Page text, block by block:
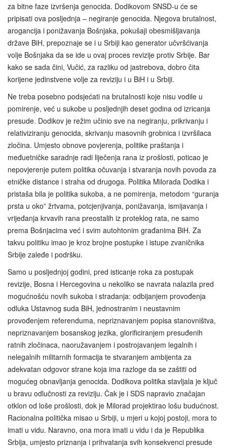
za bitne faze izvršenja genocida. Dodikovom SNSD‑u će se
pripisati ova posljednja – negiranje genocida. Njegova brutalnost,
arogancija i ponižavanja Bošnjaka, pokušaji obesmišljavanja
države BiH, prepoznaje se i u Srbiji kao generator učvršćivanja
volje Bošnjaka da se ide u ovaj proces revizije protiv Srbije. Bar
kako se sada čini, Vučić, za razliku od jastrebova, dobro čita
korijene jedinstvene volje za reviziju i u BiH i u Srbiji.
Ne treba posebno podsjećati na brutalnosti koje nisu vodile u
pomirenje, već u sukobe u posljednjih deset godina od izricanja
presude. Dodikov je režim učinio sve na negiranju, prikrivanju i
relativiziranju genocida, skrivanju masovnih grobnica i izvršilaca
zločina. Umjesto obnove povjerenja, politike praštanja i
međuetničke saradnje radi liječenja rana iz prošlosti, poticao je
nepovjerenje putem politika očuvanja i stvaranja novih povoda za
etničke distance i straha od drugoga. Politika Milorada Dodika i
pristaša bila je politika sukoba, a ne pomirenja, metodom “guranja
prsta u oko” žrtvama, potcjenjivanja, ponižavanja, ismijavanja i
vrijeđanja krvavih rana preostalih iz proteklog rata, ne samo
prema Bošnjacima već i svim autohtonim građanima BiH. Za
takvu politiku imao je kroz brojne postupke i istupe zvaničnika
Srbije zaleđe i podršku.
Samo u posljednjoj godini, pred isticanje roka za postupak
revizije, Bosna i Hercegovina u nekoliko se navrata nalazila pred
mogućnošću novih sukoba i stradanja: odbijanjem provođenja
odluka Ustavnog suda BiH, jednostranim i neustavnim
provođenjem referenduma, nepriznavanjem popisa stanovništva,
nepriznavanjem bosanskog jezika, glorificiranjem presuđenih
ratnih zločinaca, naoružavanjem i postrojavanjem legalnih i
nelegalnih militarnih formacija te stvaranjem ambijenta za
adekvatan odgovor strane koja ima razloge da se zaštiti od
mogućeg obnavljanja genocida. Dodikova politika stavljala je ključ
u bravu odlučnosti za reviziju. Čak je i SDS napravio značajan
otklon od loše prošlosti, dok je Milorad projektirao lošu budućnost.
Racionalna politička misao u Srbiji, u mjeri u kojoj postoji, mora to
imati u vidu. Naravno, ona mora imati u vidu i da je Republika
Srbija, umjesto priznanja i prihvatanja svih konsekvenci presude